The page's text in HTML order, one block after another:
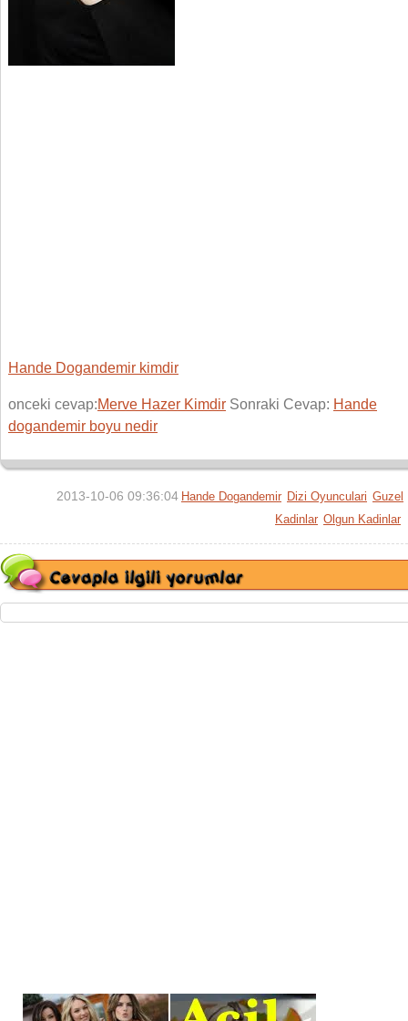
Hande Dogandemir kimdir
onceki cevap:Merve Hazer Kimdir Sonraki Cevap: Hande
dogandemir boyu nedir
2013-10-06 09:36:04 Hande Dogandemir Dizi Oyunculari Guzel
Kadinlar Olgun Kadinlar